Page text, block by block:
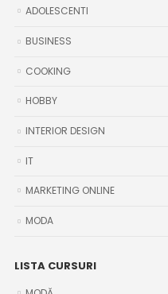
ADOLESCENTI
BUSINESS
COOKING
HOBBY
INTERIOR DESIGN
IT
MARKETING ONLINE
MODA
LISTA CURSURI